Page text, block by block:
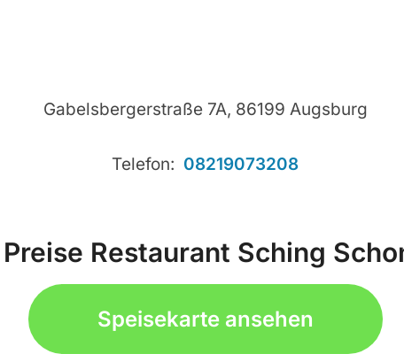
Gabelsbergerstraße 7A, 86199 Augsburg
Telefon: 08219073208
Restaurant Sching
Speisekarte ansehen